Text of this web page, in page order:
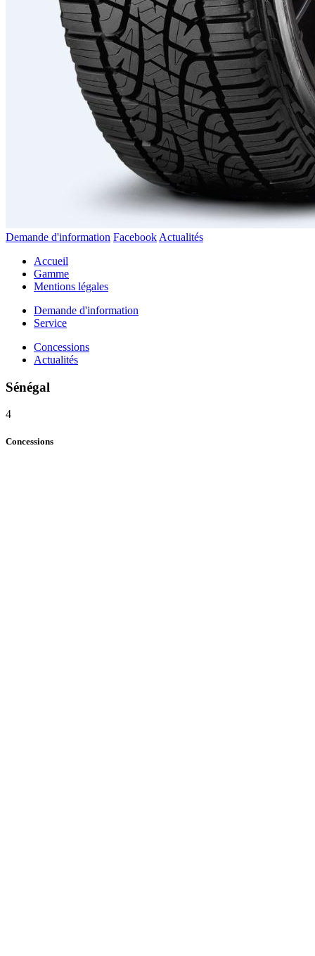
Demande d'information Facebook Actualités
Accueil
Gamme
Mentions légales
Demande d'information
Service
Concessions
Actualités
Sénégal
4
Concessions